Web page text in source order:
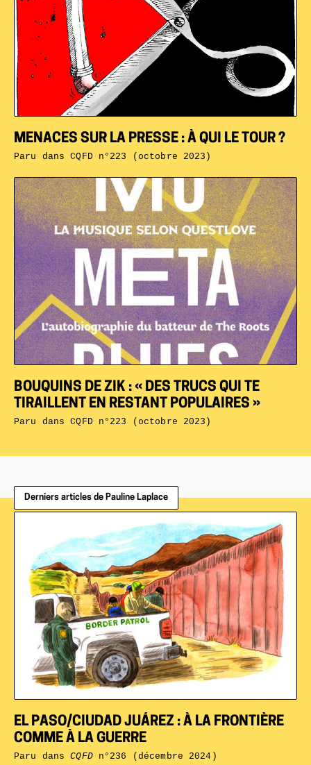
BOUQUINS DE ZIK : « DES TRUCS QUI TE
TIRAILLENT EN RESTANT POPULAIRES »
Paru dansCQFD n°223 (octobre 2023)
MENACES SUR LA PRESSE : À QUI LE TOUR ?
Paru dansCQFD n°223 (octobre 2023)
Derniers articles de Pauline Laplace
EL PASO/CIUDAD JUÁREZ : À LA FRONTIÈRE
COMME À LA GUERRE
Paru dansCQFDn°236 (décembre 2024)